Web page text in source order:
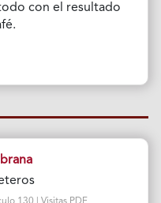
con el resultado